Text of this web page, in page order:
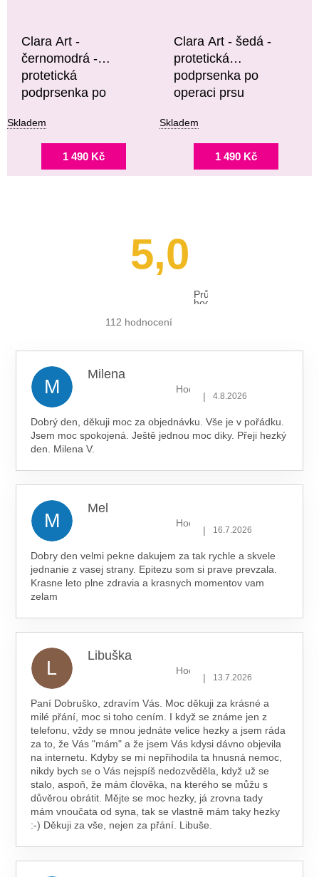
Clara Art -
černomodrá -
protetická
podprsenka po
Skladem
1 490 Kč
Clara Art - šedá -
protetická
podprsenka po
operaci prsu
Skladem
1 490 Kč
5,0
Průměrné
hodnocení
112 hodnocení
M
Milena
Hodnocení obchodu je 5 z 5
| 4.8.2026
Dobrý den, děkuji moc za objednávku. Vše je v pořádku.
Jsem moc spokojená. Ještě jednou moc diky. Přeji hezký
den. Milena V.
M
Mel
Hodnocení obchodu je 5 z 5
| 16.7.2026
Dobry den velmi pekne dakujem za tak rychle a skvele
jednanie z vasej strany. Epitezu som si prave prevzala.
Krasne leto plne zdravia a krasnych momentov vam
zelam
L
Libuška
Hodnocení obchodu je 5 z 5
| 13.7.2026
Paní Dobruško, zdravím Vás. Moc děkuji za krásné a
milé přání, moc si toho cením. I když se známe jen z
telefonu, vždy se mnou jednáte velice hezky a jsem ráda
za to, že Vás "mám" a že jsem Vás kdysi dávno objevila
na internetu. Kdyby se mi nepřihodila ta hnusná nemoc,
nikdy bych se o Vás nejspíš nedozvěděla, když už se
stalo, aspoň, že mám člověka, na kterého se můžu s
důvěrou obrátit. Mějte se moc hezky, já zrovna tady
mám vnoučata od syna, tak se vlastně mám taky hezky
:-) Děkuji za vše, nejen za přání. Libuše.